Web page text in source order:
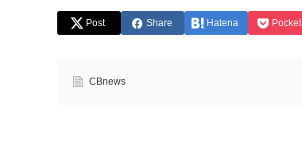
Post Share Hatena Pocket
CBnews